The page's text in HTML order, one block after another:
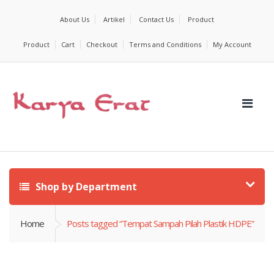
About Us Artikel Contact Us Product
Product Cart Checkout Terms and Conditions My Account
Shop by Department
Home Posts tagged “Tempat Sampah Pilah Plastik HDPE”